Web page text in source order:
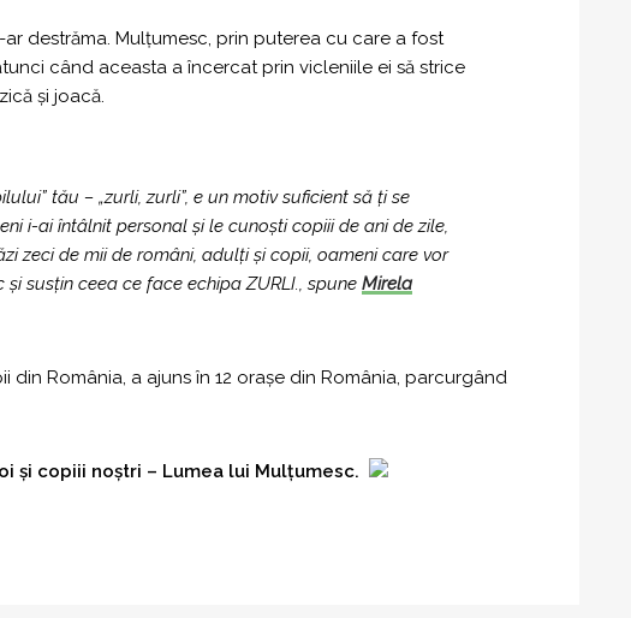
destrăma. Mulțumesc, prin puterea cu care a fost
când aceasta a încercat prin vicleniile ei să strice
și joacă.
tău – „zurli, zurli”, e un motiv suficient să ți se
i-ai întâlnit personal și le cunoști copiii de ani de zile,
zeci de mii de români, adulți și copii, oameni care vor
susțin ceea ce face echipa ZURLI., spune Mirela
România, a ajuns în 12 orașe din România, parcurgând
și copiii noștri – Lumea lui Mulțumesc.